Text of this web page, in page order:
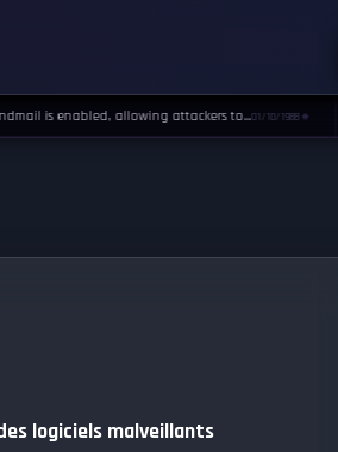
logiciels malveillants
is enabled, allowing attackers to…01/10/1988 ◆